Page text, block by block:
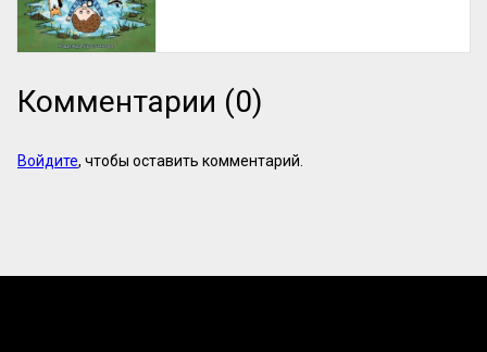
Комментарии (0)
Войдите, чтобы оставить комментарий.